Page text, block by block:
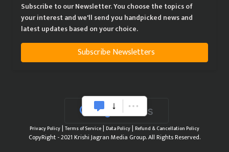
Subscribe to our Newsletter. You choose the topics of
your interest and we'll send you handpicked news and
latest updates based on your choice.
Subscribe Newsletters
Privacy Policy| Terms of Service| Data Policy| Refund & Cancellation Policy
CopyRight - 2021 Krishi Jagran Media Group. All Rights Reserved.